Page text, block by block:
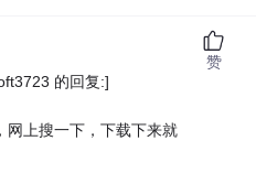
的回复:]
网上搜一下，下载下来就
赞